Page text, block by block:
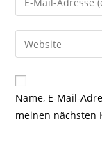
oder
zum
Kommentieren
ein
deine
E-
Mail-
zum
Kommentieren
ein
Gib
deine
Website-
URL
Name, E-Mail-
meinen nächsten